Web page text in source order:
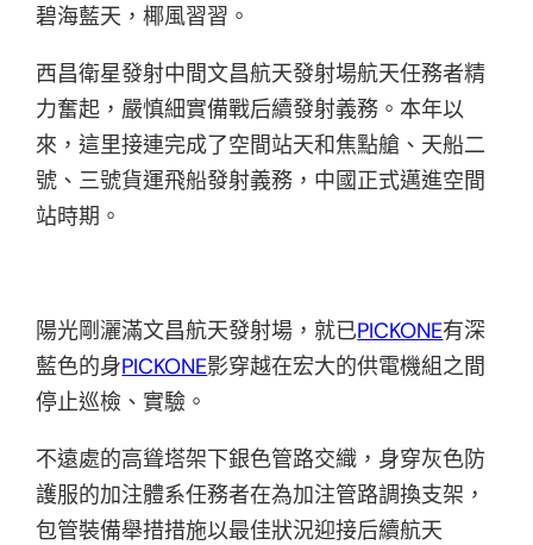
碧海藍天，椰風習習。
西昌衛星發射中間文昌航天發射場航天任務者精
力奮起，嚴慎細實備戰后續發射義務。本年以
來，這里接連完成了空間站天和焦點艙、天船二
號、三號貨運飛船發射義務，中國正式邁進空間
站時期。
陽光剛灑滿文昌航天發射場，就已PICKONE有深
藍色的身PICKONE影穿越在宏大的供電機組之間
停止巡檢、實驗。
不遠處的高聳塔架下銀色管路交織，身穿灰色防
護服的加注體系任務者在為加注管路調換支架，
包管裝備舉措措施以最佳狀況迎接后續航天